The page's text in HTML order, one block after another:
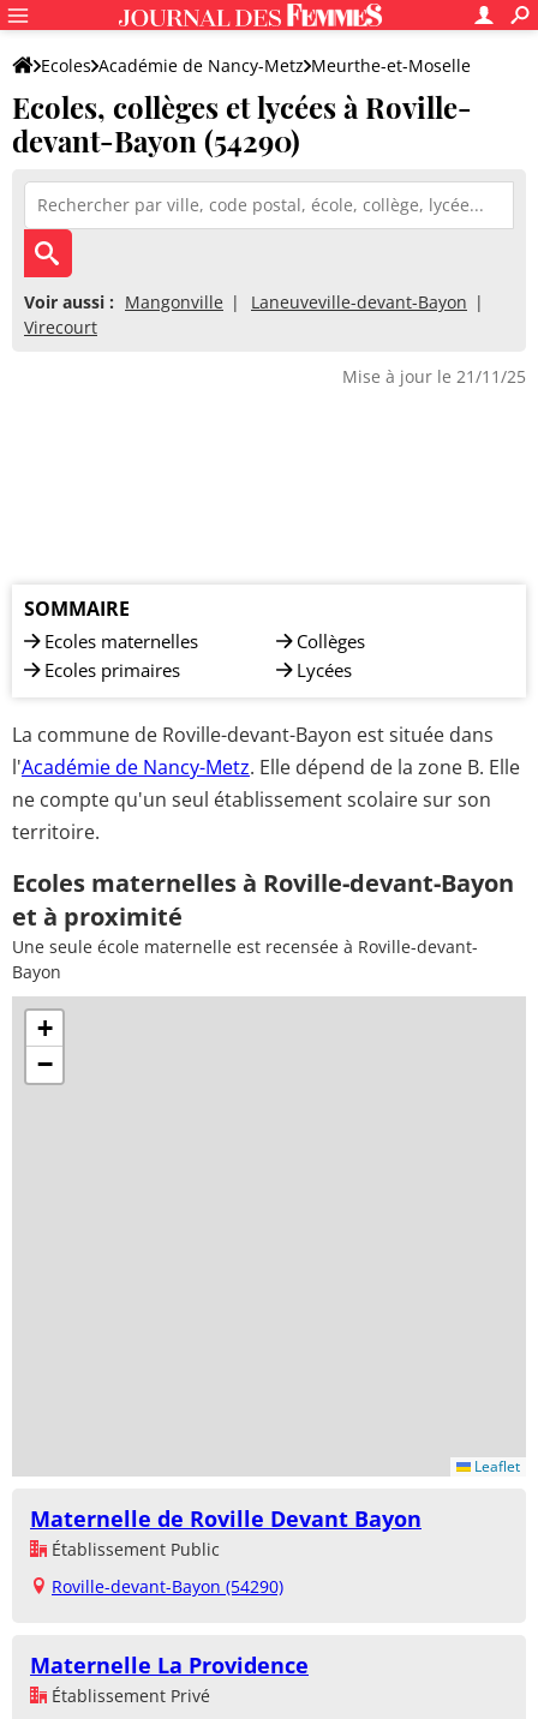
Ecoles Académie de Nancy-Metz Meurthe-et-Moselle
Ecoles, collèges et lycées à Roville-
devant-Bayon (54290)
Voir aussi : Mangonville
Laneuveville-devant-Bayon
Virecourt
Mise à jour le 21/11/25
SOMMAIRE
Ecoles maternelles
Ecoles primaires
Collèges
Lycées
La commune de Roville-devant-Bayon est située dans
l'Académie de Nancy-Metz. Elle dépend de la zone B. Elle
ne compte qu'un seul établissement scolaire sur son
territoire.
Ecoles maternelles à Roville-devant-Bayon
et à proximité
Une seule école maternelle est recensée à Roville-devant-
Bayon
+
−
Leaflet
Maternelle de Roville Devant Bayon
Établissement Public
Roville-devant-Bayon (54290)
Maternelle La Providence
Établissement Privé